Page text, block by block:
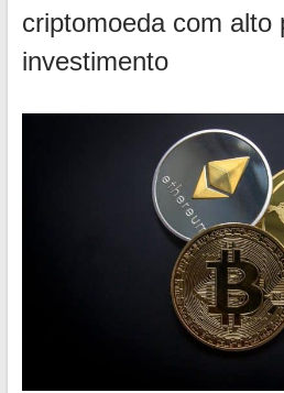
criptomoeda com alto
investimento